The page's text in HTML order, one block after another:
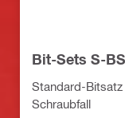
Bit-Sets S-
Standard-Bitsatz
Schraubfall